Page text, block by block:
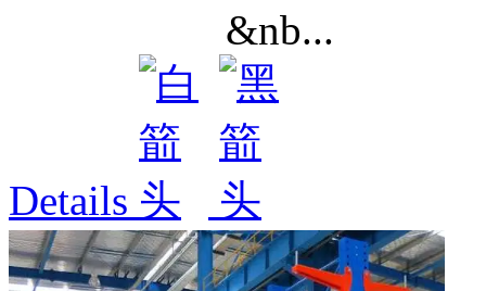
&nb...
Details